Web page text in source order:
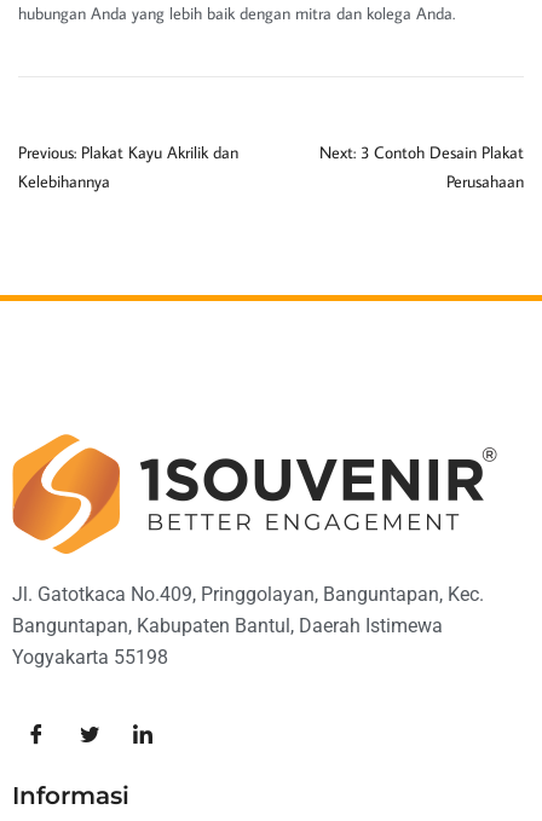
hubungan Anda yang lebih baik dengan mitra dan kolega Anda.
Previous: Plakat Kayu Akrilik dan
Kelebihannya
Next: 3 Contoh Desain Plakat
Perusahaan
Jl. Gatotkaca No.409, Pringgolayan, Banguntapan, Kec.
Banguntapan, Kabupaten Bantul, Daerah Istimewa
Yogyakarta 55198
Informasi